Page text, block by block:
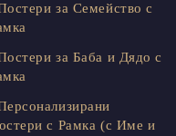
за Семейство с
за Баба и Дядо с
с Рамка (с Име и